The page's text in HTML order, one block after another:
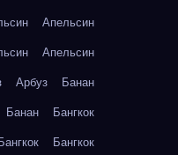
Апельсин
Апельсин
Арбуз Банан
Банан Бангкок
Бангкок Бангкок